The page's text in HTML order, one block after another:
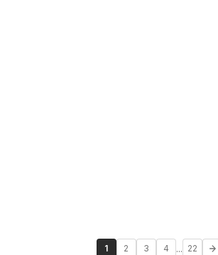
1 2 3 4 ... 22